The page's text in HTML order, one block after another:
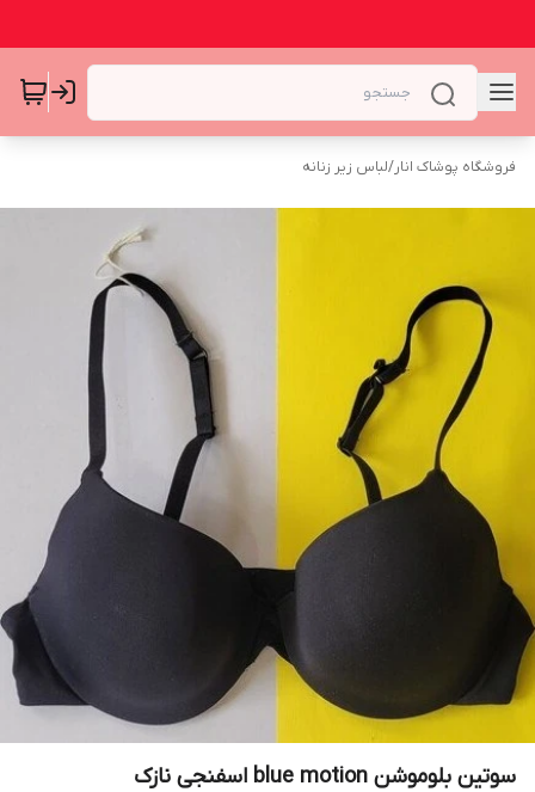
فروشگاه پوشاک انار/لباس زیر زنانه
سوتین بلوموشن blue motion اسفنجی نازک